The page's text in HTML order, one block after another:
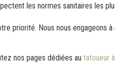
les normes sanitaires les
priorité. Nous nous engageons
nos pages dédiées au tatoueur